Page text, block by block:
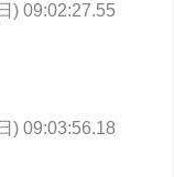
) 09:02:27.55
) 09:03:56.18